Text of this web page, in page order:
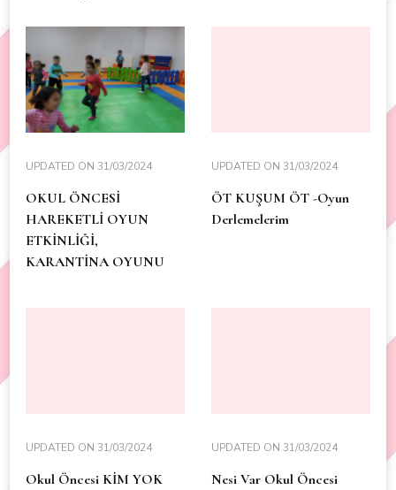
UPDATED ON 31/03/2024
OKUL ÖNCESİ
HAREKETLİ OYUN
ETKİNLİĞİ,
KARANTİNA OYUNU
UPDATED ON 31/03/2024
ÖT KUŞUM ÖT -Oyun
Derlemelerim
UPDATED ON 31/03/2024
Okul Öncesi KİM YOK
UPDATED ON 31/03/2024
Nesi Var Okul Öncesi